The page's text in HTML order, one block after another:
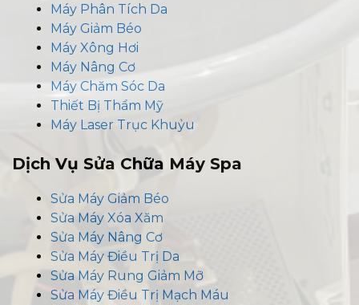
Máy Phân Tích Da
Máy Giảm Béo
Máy Xông Hơi
Máy Nâng Cơ
Máy Chăm Sóc Da
Thiết Bị Thẩm Mỹ
Máy Laser Trục Khuỷu
Dịch Vụ Sửa Chữa Máy Spa
Sửa Máy Giảm Béo
Sửa Máy Xóa Xăm
Sửa Máy Nâng Cơ
Sửa Máy Điều Trị Da
Sửa Máy Rung Giảm Mỡ
Sửa Máy Điều Trị Mạch Máu